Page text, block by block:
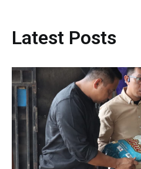
Latest Posts